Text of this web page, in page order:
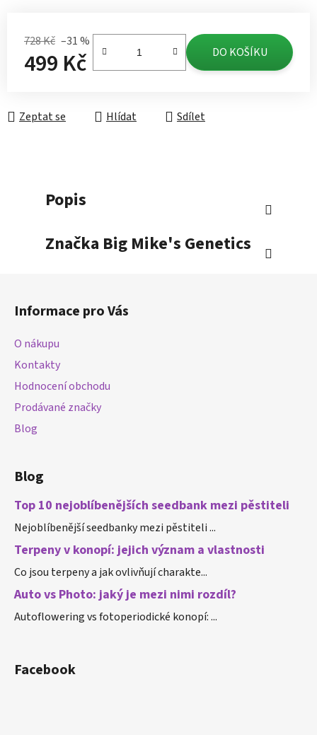
728 Kč –31 %
499 Kč DO KOŠÍKU
Zeptat se Hlídat Sdílet
Popis
Značka Big Mike's Genetics
Informace pro Vás
O nákupu
Kontakty
Hodnocení obchodu
Prodávané značky
Blog
Blog
Top 10 nejoblíbenějších seedbank mezi pěstiteli
Nejoblíbenější seedbanky mezi pěstiteli ...
Terpeny v konopí: jejich význam a vlastnosti
Co jsou terpeny a jak ovlivňují charakte...
Auto vs Photo: jaký je mezi nimi rozdíl?
Autoflowering vs fotoperiodické konopí: ...
Facebook